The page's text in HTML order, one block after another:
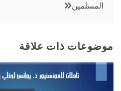
المسلمين
موضوعات ذات علاقة